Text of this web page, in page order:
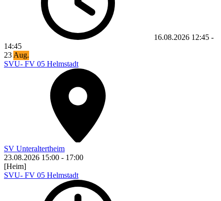
16.08.2026 12:45 -
14:45
23Aug.
SVU- FV 05 Helmstadt
SV Unteraltertheim
23.08.2026 15:00 - 17:00
[Heim]
SVU- FV 05 Helmstadt